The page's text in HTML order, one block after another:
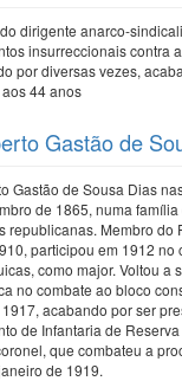
dirigente anarco-
insurreccionais contra
por diversas vezes,
44 anos
Gastão de
Gastão de Sousa Dias
de 1865, numa
republicanas. Membro do
participou em 1912 no
como major. Voltou a
no combate ao bloco
acabando por ser
de Infantaria de Reserva
que combateu a
de 1919.